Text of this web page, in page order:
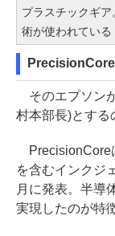
プラスチックギ
術が使われている
そのエプソン
村本部長)とする
PrecisionCore
を含むインクジ
月に発表。半導
実現したのが特